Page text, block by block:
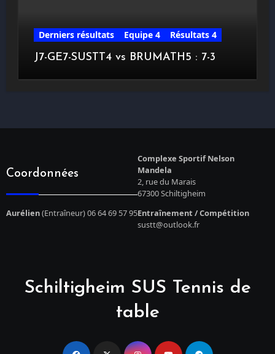
Derniers résultats Equipe 4
Résultats 4
J7-GE7-SUSTT4 vs BRUMATH5 : 7-3
Coordonnées
Complexe Sportif Nelson
Mandela
2, rue du Marais
67300 Schiltigheim
Aurélien(Entraîneur) 06 64 69 57 95Entraînement / Compétition
sustt@outlook.fr
Schiltigheim SUS Tennis de
table